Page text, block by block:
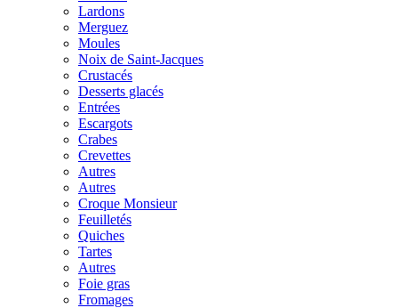
Lardons
Merguez
Moules
Noix de Saint-Jacques
Crustacés
Desserts glacés
Entrées
Escargots
Crabes
Crevettes
Autres
Autres
Croque Monsieur
Feuilletés
Quiches
Tartes
Autres
Foie gras
Fromages